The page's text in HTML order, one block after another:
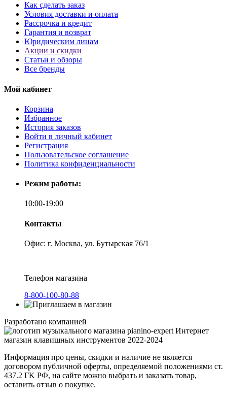
Как сделать заказ
Условия доставки и оплата
Рассрочка и кредит
Гарантия и возврат
Юридическим лицам
Акции и скидки
Статьи и обзоры
Все бренды
Мой кабинет
Корзина
Избранное
История заказов
Войти в личный кабинет
Регистрация
Пользовательское соглашение
Политика конфиденциальности
Режим работы:
10:00-19:00
Контакты
Офис: г. Москва, ул. Бутырская 76/1
Телефон магазина
8-800-100-80-88
Разработано компанией
Интернет
магазин клавишных инструментов 2022-2024
Информация про цены, скидки и наличие не является
договором публичной оферты, определяемой положениями ст.
437.2 ГK РФ, на сайте можно выбрать и заказать товар,
оставить отзыв о покупке.